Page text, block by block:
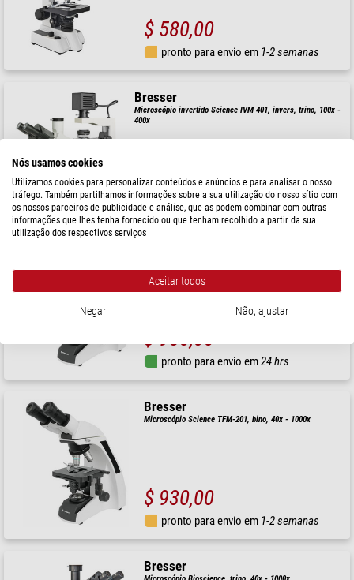
$ 580,00
pronto para envio em 1-2 semanas
Bresser
Microscópio invertido Science IVM 401, invers, trino, 100x -
400x
$ 2.600,00
pronto para envio em1-2 semanas
$ 980,00
pronto para envio em24 hrs
Bresser
Microscópio Science TFM-201, bino, 40x - 1000x
$ 930,00
pronto para envio em 1-2 semanas
Bresser
Nós usamos cookies
Utilizamos cookies para personalizar conteúdos e anúncios e para analisar o nosso
tráfego. Também partilhamos informações sobre a sua utilização do nosso sítio com
os nossos parceiros de publicidade e análise, que as podem combinar com outras
informações que lhes tenha fornecido ou que tenham recolhido a partir da sua
utilização dos respectivos serviços
Aceitar todos
Negar Não, ajustar